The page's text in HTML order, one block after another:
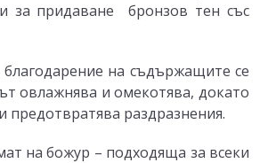
за придаване бронзов тен със
на съдържащите се
овлажнява и омекотява, докато
предотвратява раздразнения.
на божур – подходяща за всеки